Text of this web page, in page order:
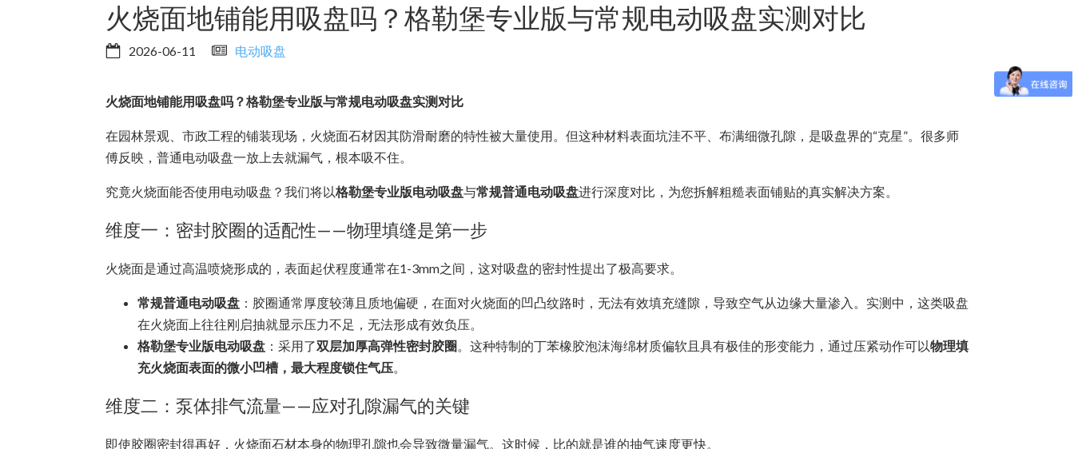
火烧面地铺能用吸盘吗？格勒堡专业版与常规电动吸盘实测对比
2026-06-11 电动吸盘
火烧面地铺能用吸盘吗？格勒堡专业版与常规电动吸盘实测对比
在园林景观、市政工程的铺装现场，火烧面石材因其防滑耐磨的特性被大量使用。但这种材料表面坑洼不平、布满细微孔隙，是吸盘界的“克星”。很多师
傅反映，普通电动吸盘一放上去就漏气，根本吸不住。
究竟火烧面能否使用电动吸盘？我们将以格勒堡专业版电动吸盘与常规普通电动吸盘进行深度对比，为您拆解粗糙表面铺贴的真实解决方案。
维度一：密封胶圈的适配性——物理填缝是第一步
火烧面是通过高温喷烧形成的，表面起伏程度通常在1-3mm之间，这对吸盘的密封性提出了极高要求。
常规普通电动吸盘 ：胶圈通常厚度较薄且质地偏硬，在面对火烧面的凹凸纹路时，无法有效填充缝隙，导致空气从边缘大量渗入。实测中，这类吸盘
在火烧面上往往刚启抽就显示压力不足，无法形成有效负压。
格勒堡专业版电动吸盘 ：采用了双层加厚高弹性密封胶圈 。这种特制的丁苯橡胶泡沫海绵材质偏软且具有极佳的形变能力，通过压紧动作可以物理填
充火烧面表面的微小凹槽，最大程度锁住气压。
维度二：泵体排气流量——应对孔隙漏气的关键
即使胶圈密封得再好，火烧面石材本身的物理孔隙也会导致微量漏气。这时候，比的就是谁的抽气速度更快。